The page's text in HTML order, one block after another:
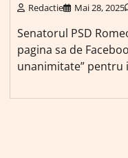
Redactie Mai 28, 2025
Senatorul PSD
pagina sa de
unanimitate” pentru